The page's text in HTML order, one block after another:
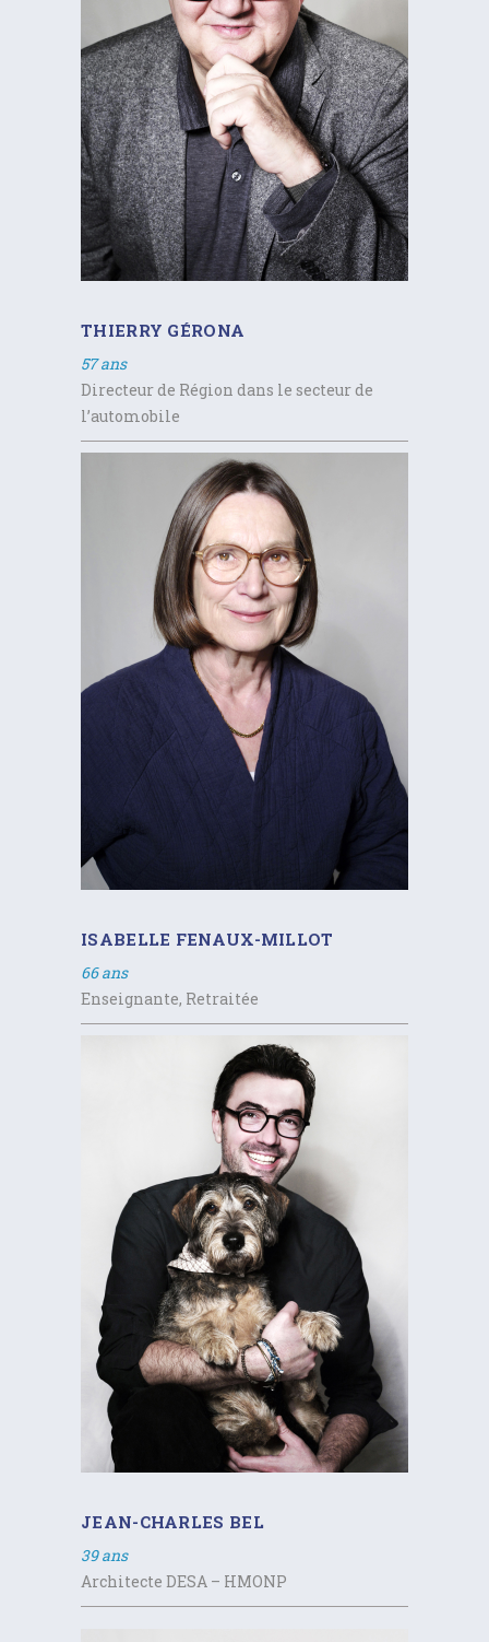
THIERRY GÉRONA
57 ans
Directeur de Région dans le secteur de
l’automobile
ISABELLE FENAUX-MILLOT
66 ans
Enseignante, Retraitée
JEAN-CHARLES BEL
39 ans
Architecte DESA – HMONP